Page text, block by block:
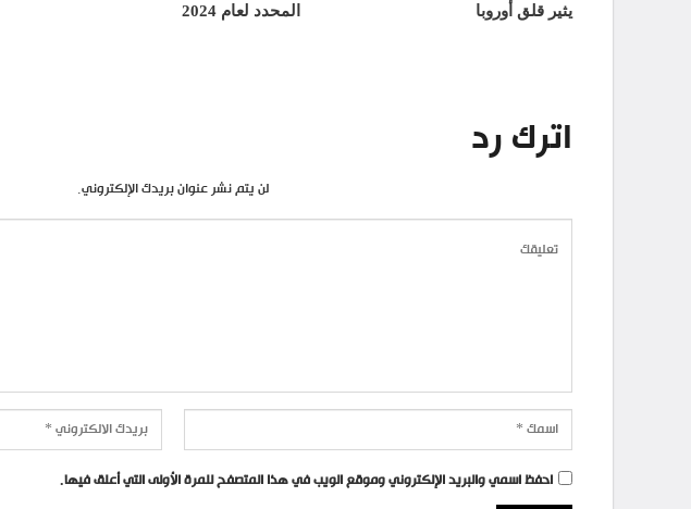
يثير قلق أوروبا
المحدد لعام 2024
اترك رد
لن يتم نشر عنوان بريدك الإلكتروني.
احفظ اسمي والبريد الإلكتروني وموقع الويب في هذا المتصفح للمرة الأولى التي أعلق فيها.